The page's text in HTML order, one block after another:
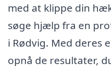
med at klippe din
søge hjælp fra en
i Rødvig. Med deres
opnå de resultater,